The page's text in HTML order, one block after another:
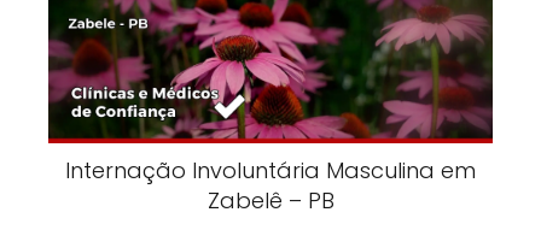
Internação Involuntária Masculina em
Zabelê – PB